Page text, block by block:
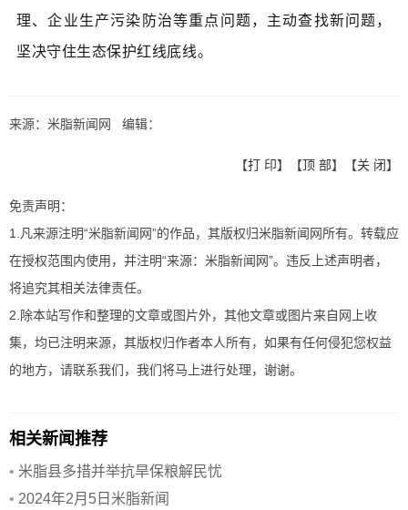
理、企业生产污染防治等重点问题，主动查找新问题，
坚决守住生态保护红线底线。
来源：米脂新闻网 编辑：
【打 印】【顶 部】【关 闭】
免责声明：
1.凡来源注明“米脂新闻网”的作品，其版权归米脂新闻网所有。转载应
在授权范围内使用，并注明“来源：米脂新闻网”。违反上述声明者，
将追究其相关法律责任。
2.除本站写作和整理的文章或图片外，其他文章或图片来自网上收
集，均已注明来源，其版权归作者本人所有，如果有任何侵犯您权益
的地方，请联系我们，我们将马上进行处理，谢谢。
相关新闻推荐
• 米脂县多措并举抗旱保粮解民忧
• 2024年2月5日米脂新闻